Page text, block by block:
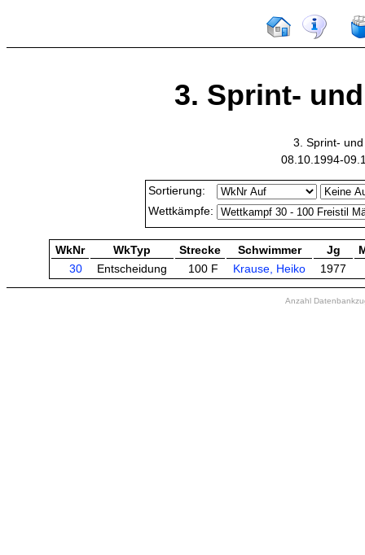
3. Sprint-
3. Sprint-
08.10.1994-
Sortierung:
Wettkämpfe:
WkNr WkTyp Strecke Schwimmer Jg
30
Entscheidung 100 F Krause, Heiko 1977
Anzahl